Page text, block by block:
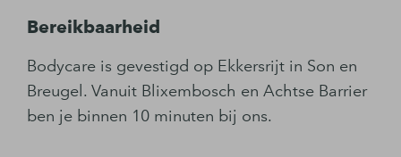
Bereikbaarheid
Bodycare is gevestigd op Ekkersrijt in Son en
Breugel. Vanuit Blixembosch en Achtse Barrier
ben je binnen 10 minuten bij ons.